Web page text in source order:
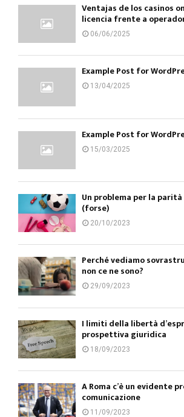
Ventajas de los casinos
licencia frente a
06/06/2025
Example Post for
13/04/2025
Example Post for
15/03/2025
Un problema per la
(forse)
20/10/2023
Perché vediamo
non ce ne sono?
29/09/2023
I limiti della libertà
prospettiva giuridica
18/09/2023
A Roma c’è un evidente
comunicazione
11/09/2023